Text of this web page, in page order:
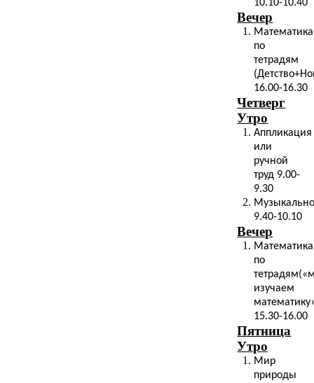
10.10-10.40
Вечер
Математика
по
тетрадям
16.00-16.30
Четверг
Утро
Аппликация
или
ручной
труд 9.00-
9.30
9.40-10.10
Вечер
Математика
по
изучаем
15.30-16.00
Пятница
Утро
Мир
природы